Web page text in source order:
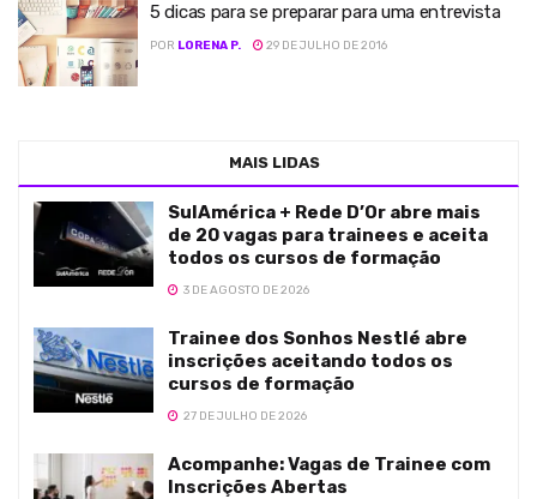
5 dicas para se preparar para uma entrevista
POR LORENA P. 29 DE JULHO DE 2016
MAIS LIDAS
SulAmérica + Rede D’Or abre mais
de 20 vagas para trainees e aceita
todos os cursos de formação
3 DE AGOSTO DE 2026
Trainee dos Sonhos Nestlé abre
inscrições aceitando todos os
cursos de formação
27 DE JULHO DE 2026
Acompanhe: Vagas de Trainee com
Inscrições Abertas